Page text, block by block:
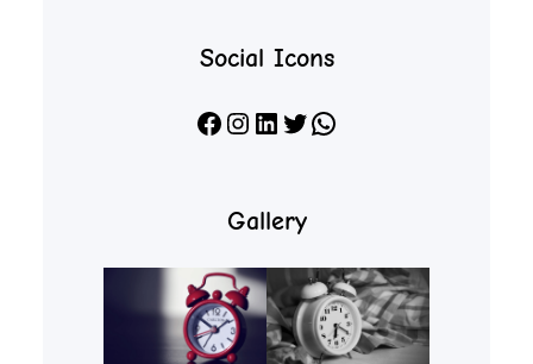
Social Icons
Facebook Instagram LinkedIn X WhatsApp
Gallery